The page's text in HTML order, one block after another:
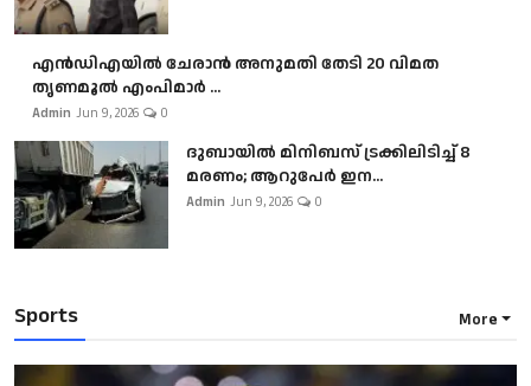
എൻഡിഎയിൽ ചേരാൻ അനുമതി തേടി 20 വിമത
തൃണമൂൽ എംപിമാർ ...
Admin Jun 9, 2026 0
ദുബായിൽ മിനിബസ്​ ട്രക്കിലിടിച്ച് 8
മരണം; ആറുപേർ ഇന...
Admin Jun 9, 2026 0
Sports More